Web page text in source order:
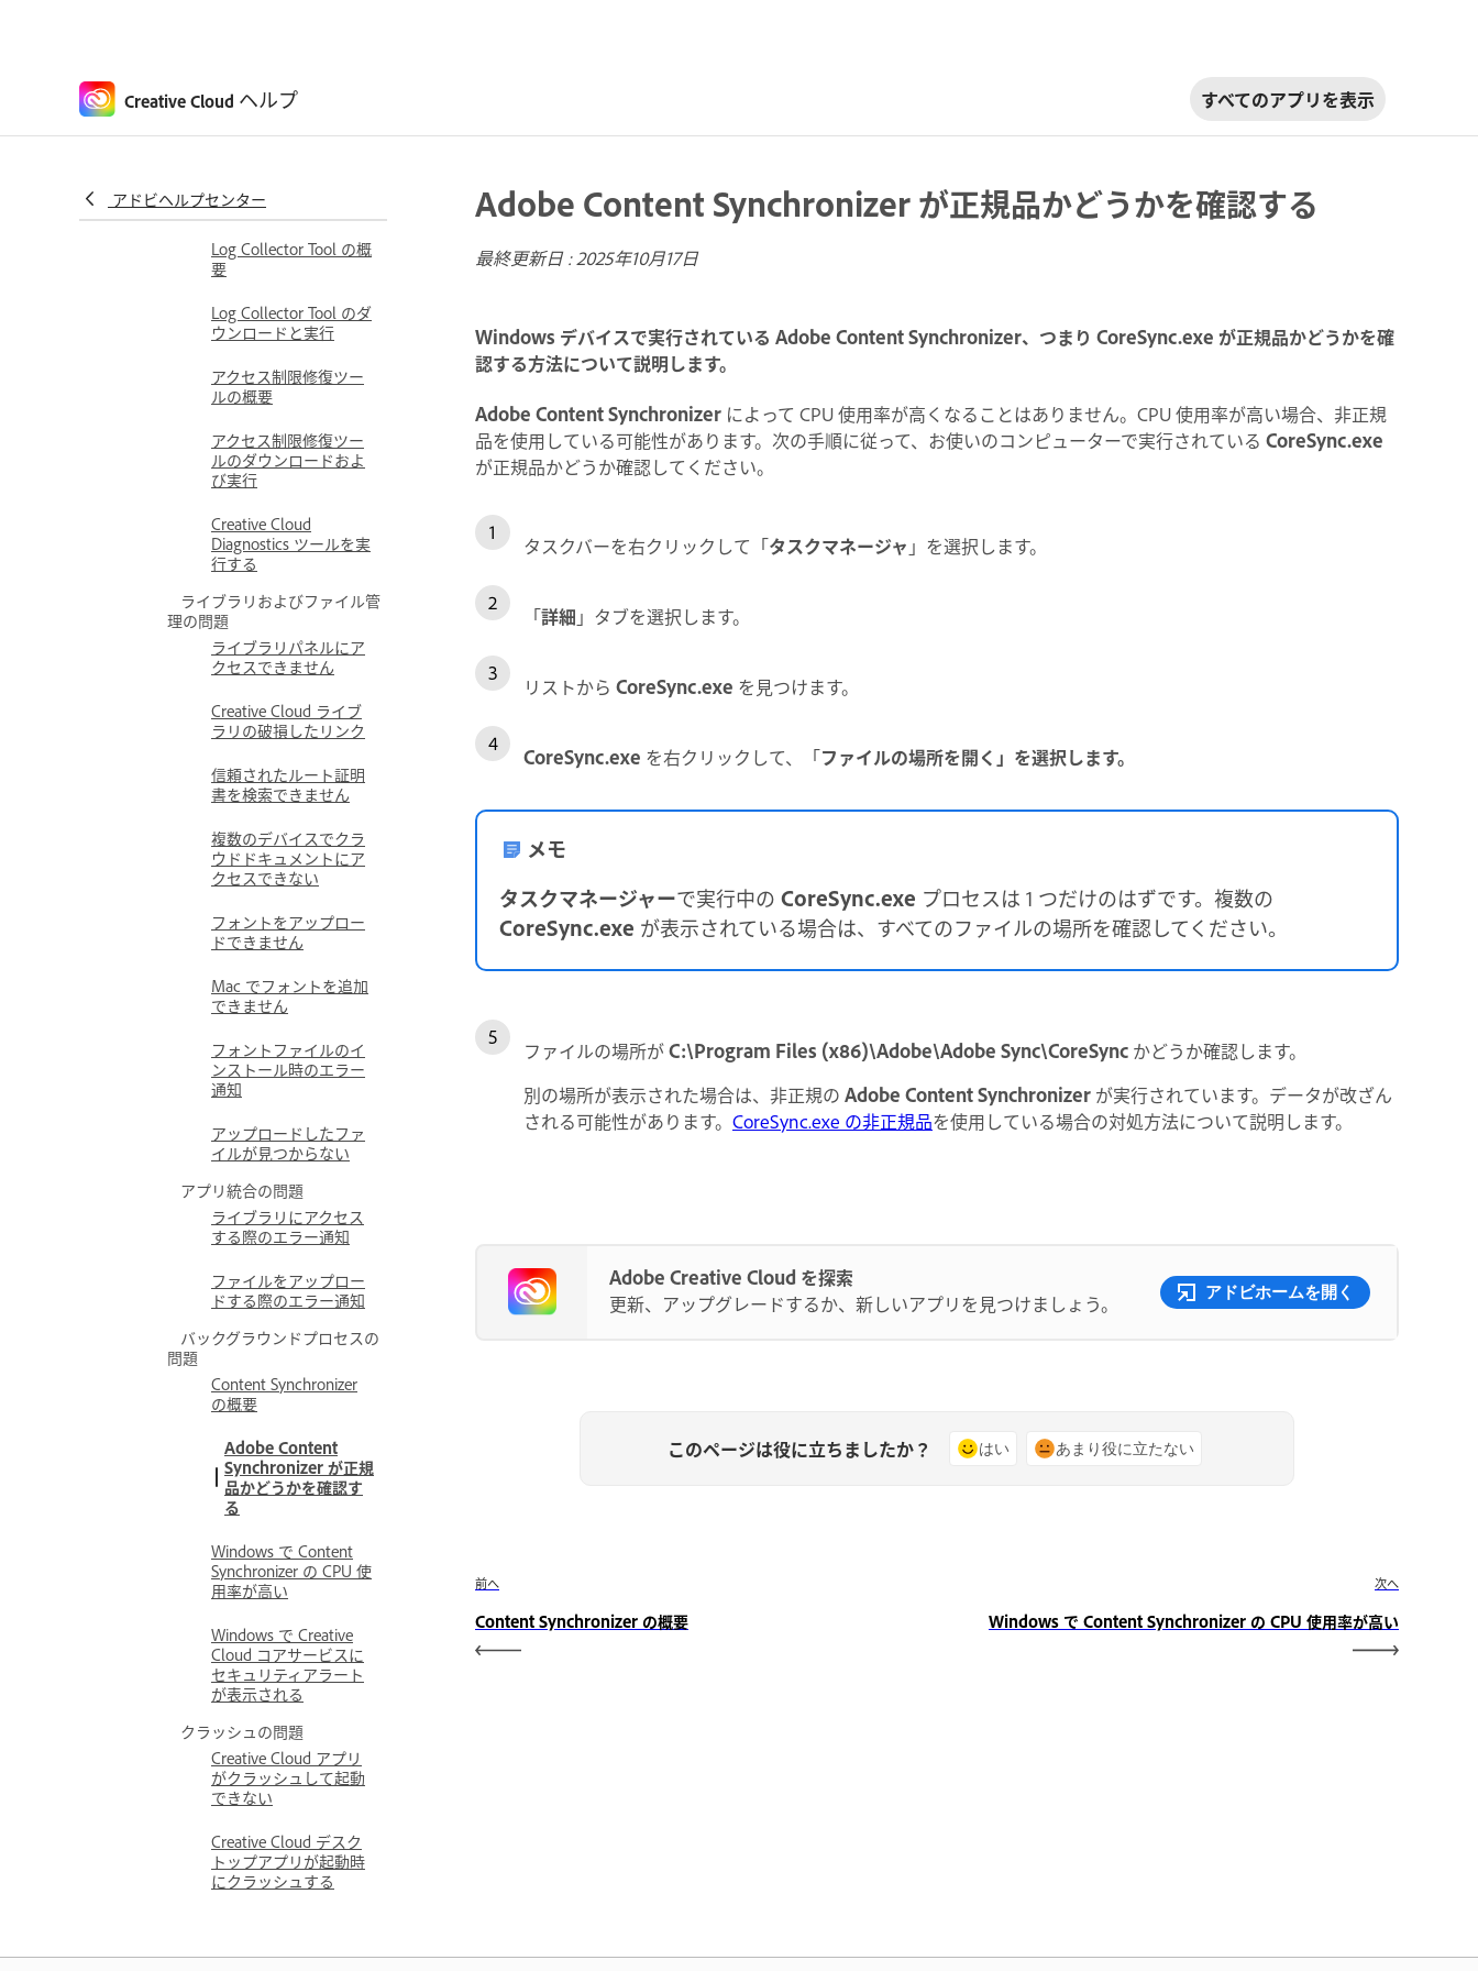
Creative Cloud ヘルプ すべてのアプリを表示
アドビヘルプセンター
Cleaner Tool を実行す
ロードおよび実行
Log Collector Tool の概
要
Log Collector Tool のダ
ウンロードと実行
アクセス制限修復ツー
ルの概要
アクセス制限修復ツー
ルのダウンロードおよ
び実行
Creative Cloud
Diagnostics ツールを実
行する
ライブラリおよびファイル管
理の問題
ライブラリパネルにア
クセスできません
Creative Cloud ライブ
ラリの破損したリンク
信頼されたルート証明
書を検索できません
複数のデバイスでクラ
ウドドキュメントにア
クセスできない
フォントをアップロー
ドできません
Mac でフォントを追加
できません
フォントファイルのイ
ンストール時のエラー
通知
アップロードしたファ
イルが見つからない
アプリ統合の問題
ライブラリにアクセス
する際のエラー通知
ファイルをアップロー
ドする際のエラー通知
バックグラウンドプロセスの
問題
Content Synchronizer
の概要
Adobe Content
Synchronizer が正規
品かどうかを確認す
る
Windows で Content
Synchronizer の CPU 使
用率が高い
Windows で Creative
Cloud コアサービスに
セキュリティアラート
が表示される
クラッシュの問題
Creative Cloud アプリ
がクラッシュして起動
できない
Creative Cloud デスク
トップアプリが起動時
にクラッシュする
Adobe Content Synchronizer が正規品かどうかを確認する
最終更新日 :2025年10月17日
Windows デバイスで実行されている Adobe Content Synchronizer、つまり CoreSync.exe が正規品かどうかを確
認する方法について説明します。
Adobe Content Synchronizer によって CPU 使用率が高くなることはありません。CPU 使用率が高い場合、非正規
品を使用している可能性があります。次の手順に従って、お使いのコンピューターで実行されている CoreSync.exe
が正規品かどうか確認してください。
タスクバーを右クリックして「タスクマネージャ 」を選択します。
「詳細 」タブを選択します。
リストから CoreSync.exe を見つけます。
CoreSync.exe を右クリックして、「ファイルの場所を開く 」を選択します。
メモ
タスクマネージャーで実行中の CoreSync.exe プロセスは 1 つだけのはずです。複数の
CoreSync.exe が表示されている場合は、すべてのファイルの場所を確認してください。
ファイルの場所がC:\Program Files (x86)\Adobe\Adobe Sync\CoreSync かどうか確認します。
別の場所が表示された場合は、非正規の Adobe Content Synchronizer が実行されています。データが改ざん
される可能性があります。 CoreSync.exe の非正規品を使用している場合の対処方法について説明します。
Adobe Creative Cloud を探索
更新、アップグレードするか、新しいアプリを見つけましょう。
アドビホームを開く
このページは役に立ちましたか？ はい あまり役に立たない
前へ
Content Synchronizer の概要
次へ
Windows で Content Synchronizer の CPU 使用率が高い